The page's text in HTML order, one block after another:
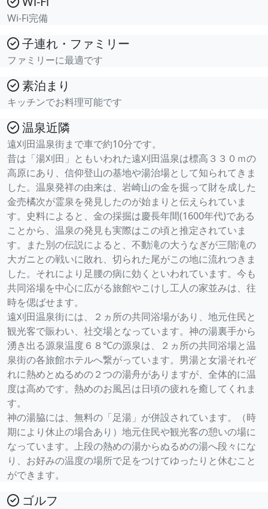
Wi-Fi完備
子連れ・ファミリー
ファミリーに最適です
素泊まり
キッチンでお料理可能です
温泉近隣
遠刈田温泉街まで車で約10分です。
昔は「湯刈田」ともいわれた遠刈田温泉は標高３３０ｍの
高原にあり、信仰登山の基地や湯治場として知られてきま
した。温泉発祥の由来は、岩崎山の金を掘って財を成した
金売橘次が霊泉を発見したのが始まりと伝えられていま
す。史料によると、金の採掘は慶長年間(1600年代)である
ことから、温泉の発見も実際はこの頃と推定されていま
す。また別の伝説によると、不動滝の大うなぎが三階滝の
大ガニとの戦いに敗れ、切られた尾がこの地に流れつきま
した。それにより足腰の病に効くといわれています。今も
共同浴場を中心に広がる旅館やこけし工人の家並みは、往
時を偲ばせます。
遠刈田温泉街には、２ヵ所の共同浴場があり、地元住民と
観光客で賑わい、社交場となっています。神の湯裏手から
湧き出る源泉温度６８℃の源泉は、２ヵ所の共同浴場と温
泉街の各旅館ホテルへ繋がっています。男湯と女湯それぞ
れに熱めとぬるめの２つの湯舟がありますが、全体的に温
度は高めです。熱めのお風呂は日頃の疲れを癒してくれま
す。
神の湯脇には、無料の「足湯」が併設されています。（時
期により休止の場合あり）地元住民や観光客の憩いの場に
なっています。上段の熱めの湯からぬるめの湯へ段々にな
り、お好みの温度の場所で足をつけてゆったりと休むこと
ができます。
ゴルフ